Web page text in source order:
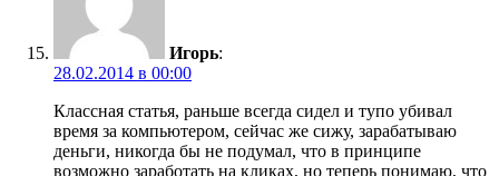
Игорь:
28.02.2014 в 00:00
Классная статья, раньше всегда сидел и тупо убивал
время за компьютером, сейчас же сижу, зарабатываю
деньги, никогда бы не подумал, что в принципе
возможно заработать на кликах, но теперь понимаю, что